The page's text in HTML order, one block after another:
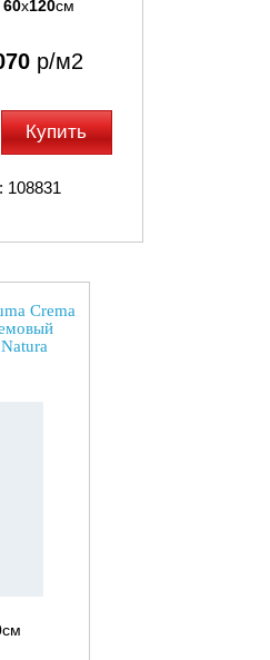
60x120см
р/м2
Купить
108831
Crema
см